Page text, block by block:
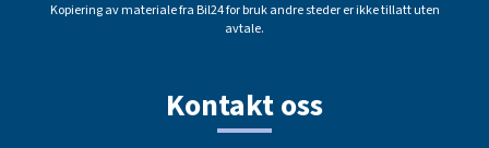
Kopiering av materiale fra Bil24 for bruk andre steder er ikke tillatt uten
avtale.
Kontakt oss